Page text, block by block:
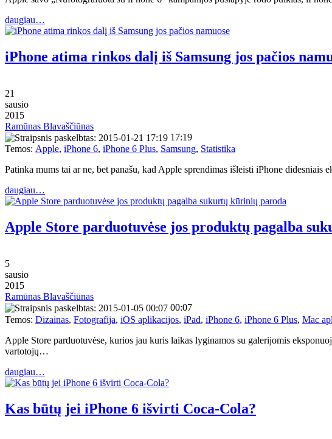
daugiau…
iPhone atima rinkos dalį iš Samsung jos pačios
21
sausio
2015
Ramūnas Blavaščiūnas
17:19
Temos: Apple, iPhone 6, iPhone 6 Plus, Samsung, Statistika
Patinka mums tai ar ne, bet panašu, kad Apple sprendimas išleisti iPhone
daugiau…
Apple Store parduotuvėse jos produktų pagalba
5
sausio
2015
Ramūnas Blavaščiūnas
00:07
Temos: Dizainas, Fotografija, iOS aplikacijos, iPad, iPhone 6, iPhone 6 Plus, Mac
Apple Store parduotuvėse, kurios jau kuris laikas lyginamos su galerijomis
vartotojų…
daugiau…
Kas būtų jei iPhone 6 išvirti Coca-Cola?